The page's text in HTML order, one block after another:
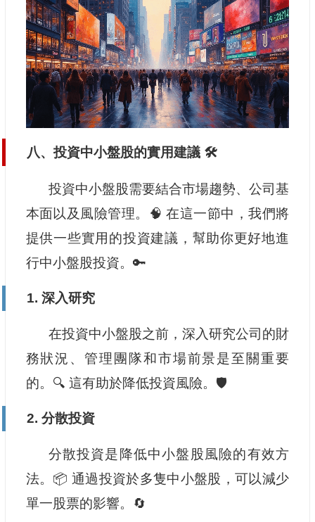
八、投資中小盤股的實用建議 🛠️
投資中小盤股需要結合市場趨勢、公司基
本面以及風險管理。🧠 在這一節中，我們將
提供一些實用的投資建議，幫助你更好地進
行中小盤股投資。🔑
1. 深入研究
在投資中小盤股之前，深入研究公司的財
務狀況、管理團隊和市場前景是至關重要
的。🔍 這有助於降低投資風險。🛡️
2. 分散投資
分散投資是降低中小盤股風險的有效方
法。📦 通過投資於多隻中小盤股，可以減少
單一股票的影響。🔄